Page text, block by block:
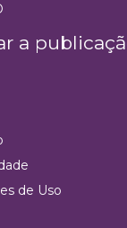
a
de Uso